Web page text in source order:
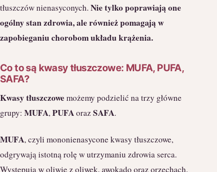
tłuszczów nienasyconych. Nie tylko poprawiają one
ogólny stan zdrowia, ale również pomagają w
zapobieganiu chorobom układu krążenia.
Co to są kwasy tłuszczowe: MUFA, PUFA,
SAFA?
Kwasy tłuszczowemożemy podzielić na trzy główne
grupy: MUFA,PUFAorazSAFA.
MUFA, czyli mononienasycone kwasy tłuszczowe,
odgrywają istotną rolę w utrzymaniu zdrowia serca.
Występują w oliwie z oliwek, awokado oraz orzechach.